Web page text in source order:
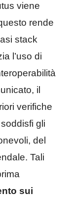
viene
rende
stack
l’uso di
il
verifiche
gli
del
Tali
sui